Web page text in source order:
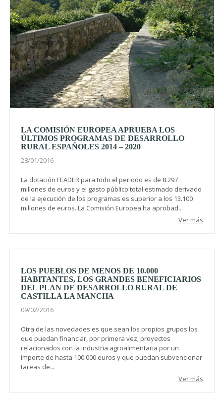
LA COMISIÓN EUROPEA APRUEBA LOS
ÚLTIMOS PROGRAMAS DE DESARROLLO
RURAL ESPAÑOLES 2014 – 2020
28/01/2016
La dotación FEADER para todo el periodo es de 8.297
millones de euros y el gasto público total estimado derivado
de la ejecución de los programas es superior a los 13.100
millones de euros. La Comisión Europea ha aprobad...
Ver más
LOS PUEBLOS DE MENOS DE 10.000
HABITANTES, LOS GRANDES BENEFICIARIOS
DEL PLAN DE DESARROLLO RURAL DE
CASTILLA LA MANCHA
09/02/2016
Otra de las novedades es que sean los propios grupos los
que puedan financiar, por primera vez, proyectos
relacionados con la industria agroalimentaria por un
importe de hasta 100.000 euros y que puedan subvencionar
tareas de...
Ver más